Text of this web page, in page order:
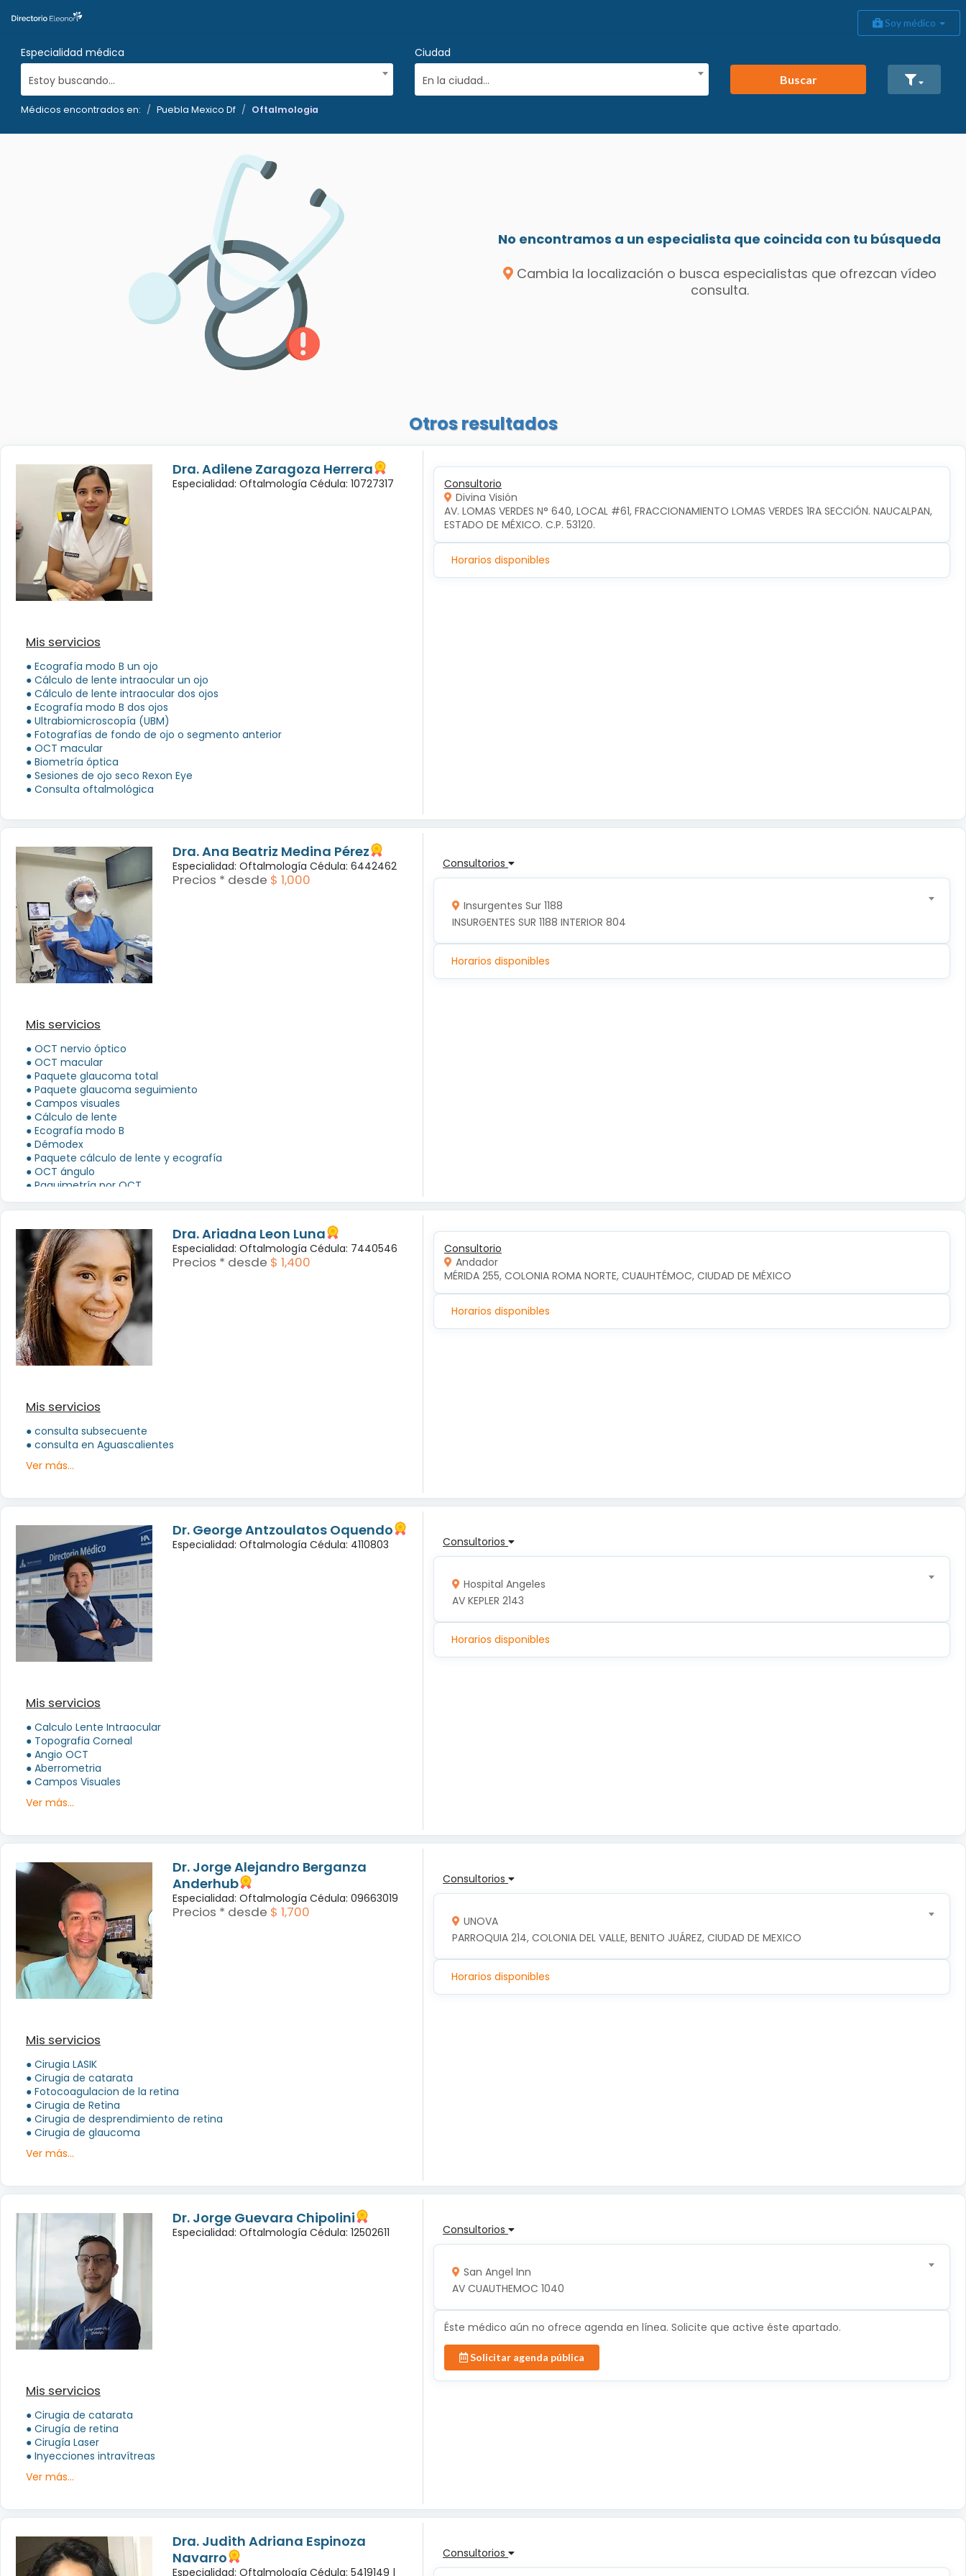
Soy médico
Especialidad médica
Estoy buscando...
Ciudad
En la ciudad...
Buscar
Médicos encontrados en: Puebla Mexico Df Oftalmologia
No encontramos a un especialista que coincida con tu búsqueda
Cambia la localización o busca especialistas que ofrezcan vídeo
consulta.
Otros resultados
Dra. Adilene Zaragoza Herrera
Especialidad: Oftalmología Cédula: 10727317
Mis servicios
● Ecografía modo B un ojo
● Cálculo de lente intraocular un ojo
● Cálculo de lente intraocular dos ojos
● Ecografía modo B dos ojos
● Ultrabiomicroscopía (UBM)
● Fotografías de fondo de ojo o segmento anterior
● OCT macular
● Biometría óptica
● Sesiones de ojo seco Rexon Eye
● Consulta oftalmológica
Consultorio
Divina Visión
AV. LOMAS VERDES N° 640, LOCAL #61, FRACCIONAMIENTO LOMAS VERDES 1RA SECCIÓN. NAUCALPAN,
ESTADO DE MÉXICO. C.P. 53120.
Horarios disponibles
Dra. Ana Beatriz Medina Pérez
Especialidad: Oftalmología Cédula: 6442462
Precios * desde $ 1,000
Mis servicios
● OCT nervio óptico
● OCT macular
● Paquete glaucoma total
● Paquete glaucoma seguimiento
● Campos visuales
● Cálculo de lente
● Ecografía modo B
● Démodex
● Paquete cálculo de lente y ecografía
● OCT ángulo
● Paquimetría por OCT
Ver más...
Consultorios
Insurgentes Sur 1188
INSURGENTES SUR 1188 INTERIOR 804
Horarios disponibles
Dra. Ariadna Leon Luna
Especialidad: Oftalmología Cédula: 7440546
Precios * desde $ 1,400
Mis servicios
● consulta subsecuente
● consulta en Aguascalientes
Ver más...
Consultorio
Andador
MÉRIDA 255, COLONIA ROMA NORTE, CUAUHTÉMOC, CIUDAD DE MÉXICO
Horarios disponibles
Dr. George Antzoulatos Oquendo
Especialidad: Oftalmología Cédula: 4110803
Mis servicios
● Calculo Lente Intraocular
● Topografia Corneal
● Angio OCT
● Aberrometria
● Campos Visuales
Ver más...
Consultorios
Hospital Angeles
AV KEPLER 2143
Horarios disponibles
Dr. Jorge Alejandro Berganza
Anderhub
Especialidad: Oftalmología Cédula: 09663019
Precios * desde $ 1,700
Mis servicios
● Cirugia LASIK
● Cirugia de catarata
● Fotocoagulacion de la retina
● Cirugia de Retina
● Cirugia de desprendimiento de retina
● Cirugia de glaucoma
Ver más...
Consultorios
UNOVA
PARROQUIA 214, COLONIA DEL VALLE, BENITO JUÁREZ, CIUDAD DE MEXICO
Horarios disponibles
Dr. Jorge Guevara Chipolini
Especialidad: Oftalmología Cédula: 12502611
Mis servicios
● Cirugia de catarata
● Cirugía de retina
● Cirugía Laser
● Inyecciones intravítreas
Ver más...
Consultorios
San Angel Inn
AV CUAUTHEMOC 1040
Éste médico aún no ofrece agenda en línea. Solicite que active éste apartado.
Solicitar agenda pública
Dra. Judith Adriana Espinoza
Navarro
Especialidad: Oftalmología Cédula: 5419149 |
Consultorios